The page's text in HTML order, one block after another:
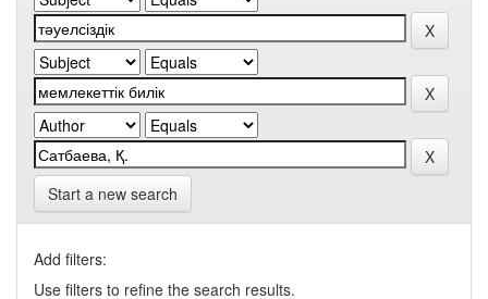
Start a new search
Add filters:
Use filters to refine the search results.